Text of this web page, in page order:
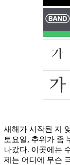
새해가 시작된 지
토요일, 추위가 좀
나갔다. 이곳에는
제는 어디에 무슨